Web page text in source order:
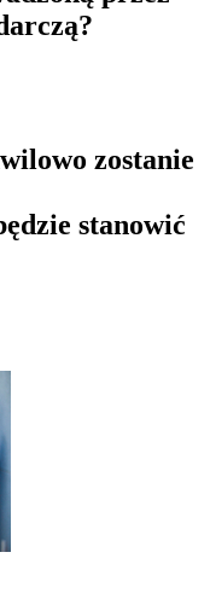
zostanie
stanowić